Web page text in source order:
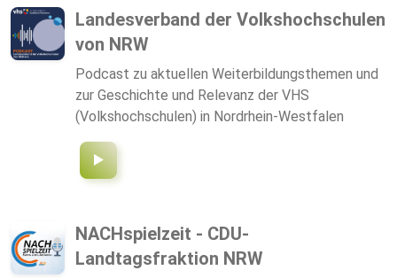
Elektroindustrie\Hinweise ERA
Landesverband der Volkshochschulen
von NRW
Podcast zu aktuellen Weiterbildungsthemen und
zur Geschichte und Relevanz der VHS
(Volkshochschulen) in Nordrhein-Westfalen
NACHspielzeit - CDU-
Landtagsfraktion NRW